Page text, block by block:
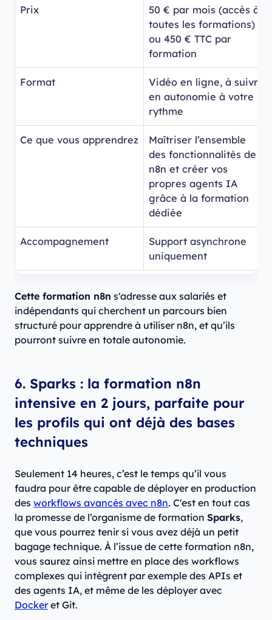
Prix
50 € par mois (accès à
toutes les formations)
ou 450 € TTC par
formation
Format
Vidéo en ligne, à suivre
en autonomie à votre
rythme
Ce que vous apprendrez
Maîtriser l’ensemble
des fonctionnalités de
n8n et créer vos
propres agents IA
grâce à la formation
dédiée
Accompagnement
Support asynchrone
uniquement
Cette formation n8n s'adresse aux salariés et
indépendants qui cherchent un parcours bien
structuré pour apprendre à utiliser n8n, et qu’ils
pourront suivre en totale autonomie.
6. Sparks : la formation n8n
intensive en 2 jours, parfaite pour
les profils qui ont déjà des bases
techniques
Seulement 14 heures, c’est le temps qu’il vous
faudra pour être capable de déployer en production
des workflows avancés avec n8n. C'est en tout cas
la promesse de l’organisme de formation Sparks,
que vous pourrez tenir si vous avez déjà un petit
bagage technique. À l’issue de cette formation n8n,
vous saurez ainsi mettre en place des workflows
complexes qui intègrent par exemple des APIs et
des agents IA, et même de les déployer avec
Dockeret Git.